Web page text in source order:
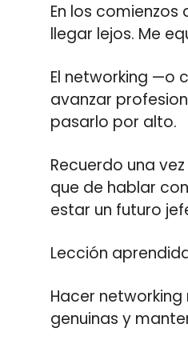
En los
llegar lejos. Me
El networking —o
avanzar
pasarlo por alto.
Recuerdo una
que de hablar
estar un futuro
Lección
Hacer
genuinas y